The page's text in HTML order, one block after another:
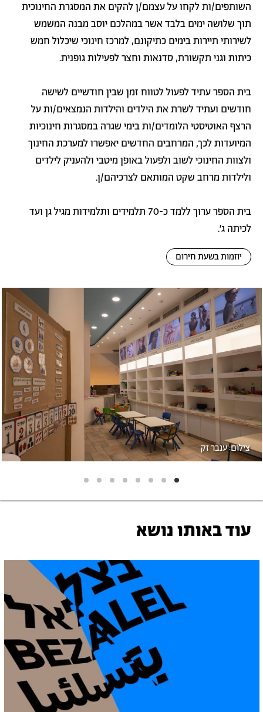
השותפים/ות לקחו על עצמם/ן להקים את המסגרת החינוכית
תוך שלושה ימים בלבד אשר במהלכם יוסב מבנה המשמש
לשירותי תיירות בימים כתיקונם, למרכז חינוכי שיכלול חמש
כיתות וגני תקשורת, סדנאות וחצר לפעילות גופנית.
בית הספר עתיד לפעול לטווח זמן שבין חודשיים לשישה
חודשים ועתיד לשרת את הילדים והילדות הנמצאים/ות על
הרצף האוטיסטי הלומדים/ות בימי שגרה במסגרות חינוכיות
המיועדות לכך, המרחבים החדשים יאפשרו למערכת החינוך
ולצוות החינוכי לשוב ולפעול באופן מיטבי ולהעניק לילדים
ולילדות מרחב שקט המותאם לצרכיהם/ן.
בית הספר ערוך ללמד כ-70 תלמידים ותלמידות מגיל גן ועד
לכיתה ג'.
יוזמות בשעת חירום
גלריית
תמונות
תמונה
צילום: ענבר זק
עוד באותו נושא